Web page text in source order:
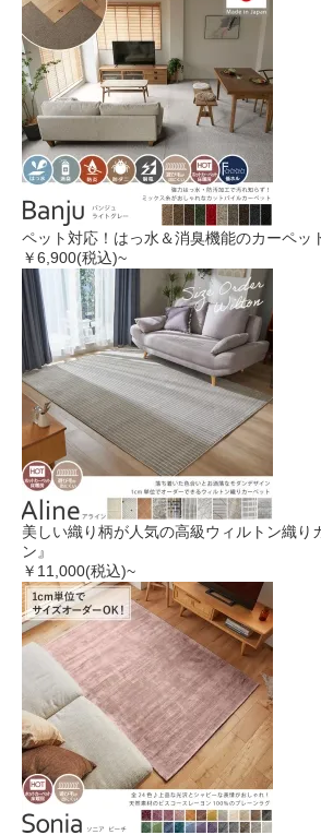
ペット対応！はっ水＆消臭機能のカーペッ
￥6,900(税込)~
美しい織り柄が人気の高級ウィルトン織り
ン』
￥11,000(税込)~